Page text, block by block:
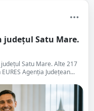
județul Satu Mare.
Satu Mare. Alte 217
Agenția Județean...